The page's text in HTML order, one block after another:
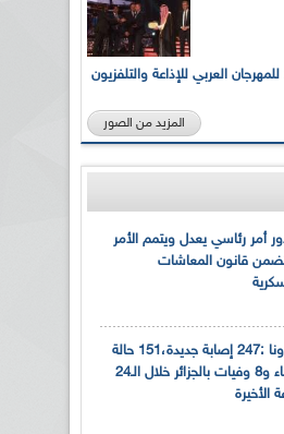
بالصور... الدورة الـ21 للمهرجان العربي للإذاعة والتلفزيون
المزيد من الصور
أمر رئاسي يعدل ويتمم الأمر
قانون المعاشات
كورونا :247 إصابة جديدة،151 حالة
شفاء و8 وفيات بالجزائر خلال الـ24
الأخيرة